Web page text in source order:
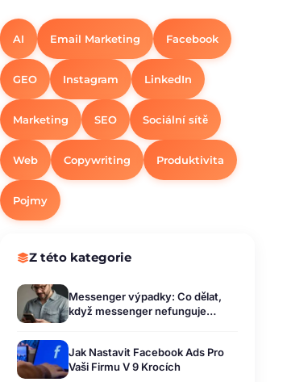
AI Email Marketing Facebook
GEO Instagram LinkedIn
Marketing SEO Sociální sítě
Web Copywriting Produktivita
Pojmy
Z této kategorie
Messenger výpadky: Co dělat,
když messenger nefunguje
Jak Nastavit Facebook Ads Pro
Vaši Firmu V 9 Krocích